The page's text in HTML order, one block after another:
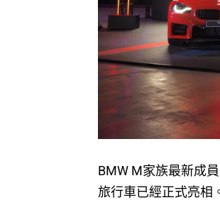
BMW M家族最新成
旅行車已經正式亮相